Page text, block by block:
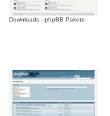
Downloads - phpBB Pakete